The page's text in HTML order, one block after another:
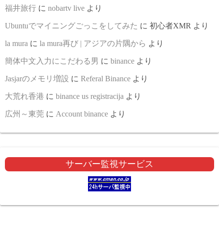
福井旅行 に nobartv live より
Ubuntuでマイニングごっこをしてみた に 初心者XMR より
la mura に la mura再び | アジアの片隅から より
簡体中文入力にこだわる男 に binance より
Jasjarのメモリ増設 に Referal Binance より
大荒れ香港 に binance us registracija より
広州～東莞 に Account binance より
サーバー監視サービス